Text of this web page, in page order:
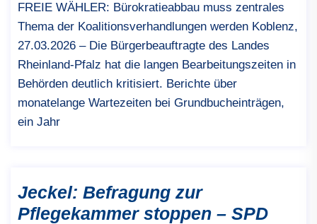
FREIE WÄHLER: Bürokratieabbau muss zentrales
Thema der Koalitionsverhandlungen werden Koblenz,
27.03.2026 – Die Bürgerbeauftragte des Landes
Rheinland-Pfalz hat die langen Bearbeitungszeiten in
Behörden deutlich kritisiert. Berichte über
monatelange Wartezeiten bei Grundbucheinträgen,
ein Jahr
Jeckel: Befragung zur
Pflegekammer stoppen – SPD